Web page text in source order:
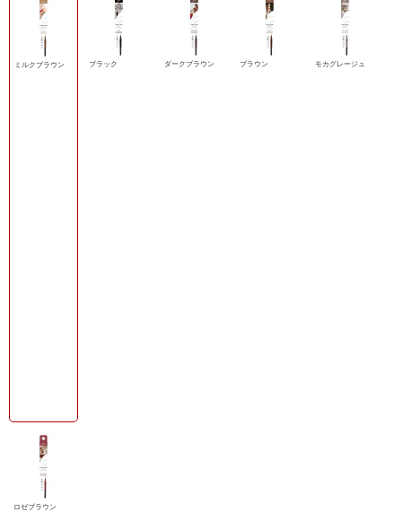
ミルクブラウン ブラック ダークブラウン ブラウン モカグレージュ
ロゼブラウン